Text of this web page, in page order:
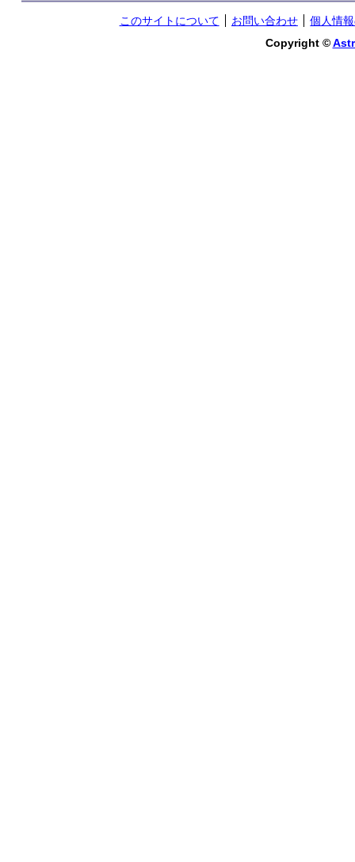
このサイトについて お問い合わせ
個人情
Copyright ©